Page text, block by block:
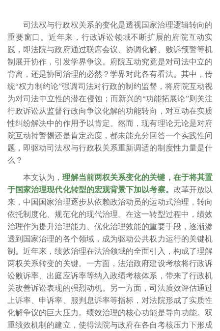
司法权与行政权关系的变化是透视国家治理逻辑转向的
重要窗口。近年来，行政诉讼领域不断扩展的府院互动实
践，即法院与政府通过联席会议、协调化解、败诉预警等机
制展开协作，引发学界争议。府院互动究竟是对司法中立的
背离，还是协同治理的必然？学界对此各有看法。其中，传
统“权力制约论”强调司法对行政的制约监督，将府院互动视
为对司法中立性的潜在侵蚀；而新兴的“功能拓展论”则关注
行政诉讼从监督行政向争议化解的功能转向，对互动在实质
性纠纷解决中的作用予以肯定。然而，现有理论无论是对府
院互动持警惕还是肯定态度，都未能充分回答一个实践性问
题，即驱动司法权与行政权关系重新调适的制度性力量是什
么？
本文认为，理解当前两权关系变化的关键，在于将其置
于国家治理现代化转型的宏观背景下加以考察。 改革开放以
来，中国国家治理逐步从依赖政治动员的运动式治理，转向
依托制度化、规范化的现代治理。在这一转型过程中，绩效
治理作为提升治理能力、优化治理效能的重要手段，逐渐渗
透到国家治理的各个领域，成为驱动公共权力运行的关键机
制。近年来，绩效治理在法治领域的全面引入，构成了理解
两权关系转变的关键。一方面，法治政府建设考核将行政诉
讼败诉率、出庭应诉率等纳入政绩考核体系，带来了行政机
关改善诉讼表现的强烈动机。另一方面，司法质效评估通过
上诉率、申诉率、服判息诉率等指标，对法院形成了实质性
化解争议的巨大压力。绩效治理的核心功能是导向功能。双
重绩效机制的建立，使得法院与政府在各自考核压力下形成